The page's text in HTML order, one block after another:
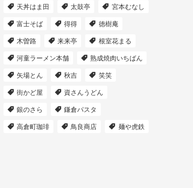
天丼はま田 太鼓亭 宮本むなし
富士そば 得得 徳樹庵
木曽路 来来亭 根室花まる
河童ラーメン本舗 熟成焼肉いちばん
矢場とん 秋吉 笑笑
街かど屋 資さんうどん
銀のさら 鎌倉パスタ
高倉町珈琲 鳥良商店 麺や虎鉄